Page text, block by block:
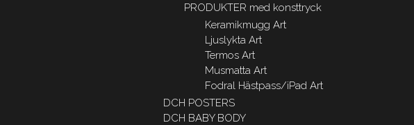
PRODUKTER med konsttryck
Keramikmugg Art
Ljuslykta Art
Termos Art
Musmatta Art
Fodral Hästpass/iPad Art
DCH POSTERS
DCH BABY BODY